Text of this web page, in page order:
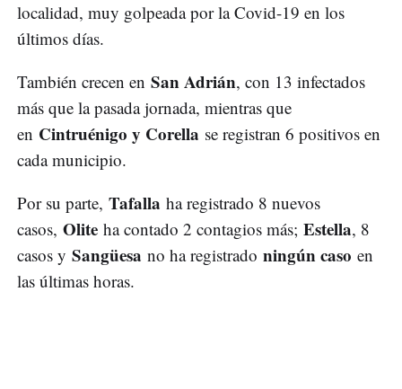
localidad, muy golpeada por la Covid-19 en los
últimos días.
También crecen en San Adrián, con 13 infectados
más que la pasada jornada, mientras que
en Cintruénigo y Corella se registran 6 positivos en
cada municipio.
Por su parte, Tafalla ha registrado 8 nuevos
casos, Olite ha contado 2 contagios más; Estella, 8
casos y Sangüesa no ha registrado ningún caso en
las últimas horas.